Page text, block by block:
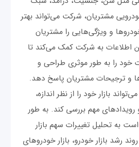
مشتریان، شرکت می‌تواند بهتر
و ویژگی‌هایی را مشتریان
اطلاعات به شرکت کمک می‌کند تا
را به طور موثری طراحی و
و ترجیحات مشتریان پاسخ دهد.
بازار خود را از نظر اندازه،
رویدادهای مهم بررسی کند. به طور
به تحلیل تغییرات سهم بازار
رشد بازار خودرو، بازار خودروهای